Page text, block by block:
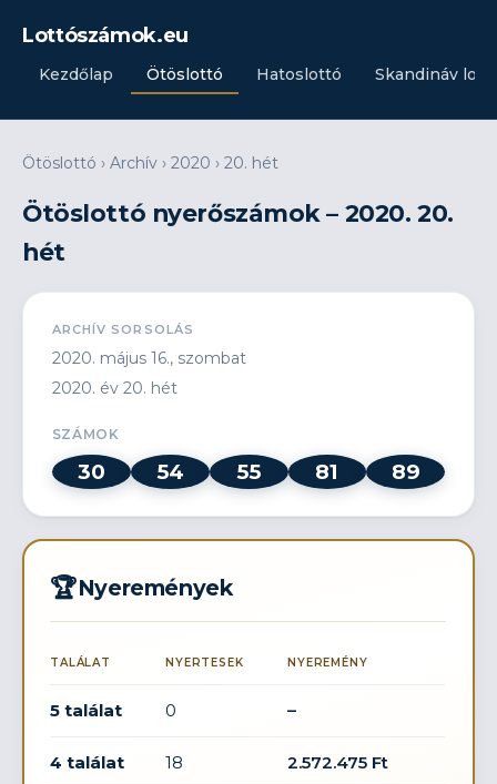
Lottószámok.eu
Kezdőlap Ötöslottó Hatoslottó Skandináv
Ötöslottó › Archív › 2020 › 20. hét
Ötöslottó nyerőszámok – 2020. 20.
hét
ARCHÍV SORSOLÁS
2020. május 16., szombat
2020. év 20. hét
SZÁMOK
30 54 55 81 89
🏆Nyeremények
TALÁLAT NYERTESEK NYEREMÉNY
5 találat 0 –
4 találat 18 2.572.475 Ft